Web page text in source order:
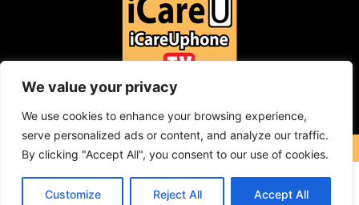
We value your privacy
We use cookies to enhance your browsing experience,
serve personalized ads or content, and analyze our traffic.
By clicking "Accept All", you consent to our use of cookies.
Customize Reject All Accept All
F
c
e
b
o
o
u
t
u
e
s
t
a
r
m
Contact: icareuphone@gmail.com
COPYRIGHT © 2023 ICareUPhone. ALL RIGHT RESERVED